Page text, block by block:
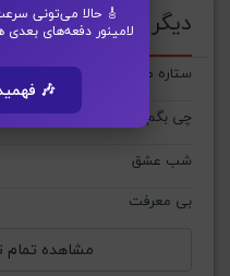
🎸 حالا می‌تونی
لامینور دفعه‌های
🎶
دیگر ترانه‌های :
ستاره میشی
چی بگم
شب عشق
بی معرفت
مشاهده تمام